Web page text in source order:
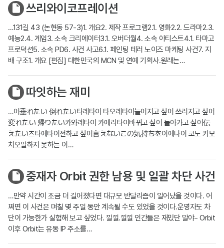
쓰리와이코프레이션
…131길 43 (논현동 57-3)1. 개요2. 제작 프로그램2.1. 영화2.2. 드라마2.3.
예능2.4. 게임3. 소속 크리에이터3.1. 오버더월4. 소속 아티스트4.1. 타마고
프로덕션5. 소속 PD6. 사건 사고6.1. 페인팅 테러 노이즈 마케팅 사건7. 지
배 구조1. 개요 [편집] 대한민국의 MCN 및 연예 기획사.원래는…
따잇하는 재미
…어垂れたい 倒れたい타레타이 타오레타이늘어지고 싶어 쓰러지고 싶어
変れたい 帰りたい카와레타이 카에리타이바뀌고 싶어 돌아가고 싶어伝
えたい츠타에타이전하고 싶어言えないこの気持ちを이에나이 코노 키모
치오말하지 못하는 이…
중재자 Orbit 권한 남용 및 일괄 차단 사건
…만약 시간이 조금 더 길어졌다면 대규모 반달리즘이 일어났을 것이다. 어
쩌면 이 사건은 며칠 몇 주일 동안 계속될 수도 있었을 것이다.운영자도 차
단이 가능한가 실험해 보고 싶었다. 낄낄.낄낄 인간들은 재밌단 말야- Orbit
이후 Orbit는 유동 IP 주소를…